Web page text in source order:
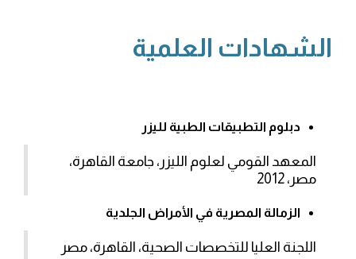
الشهادات العلمية
دبلوم التطبيقات الطبية لليزر
المعهد القومي لعلوم الليزر، جامعة القاهرة،
مصر، 2012
الزمالة المصرية في الأمراض الجلدية
اللجنة العليا للتخصصات الصحية، القاهرة، مصر